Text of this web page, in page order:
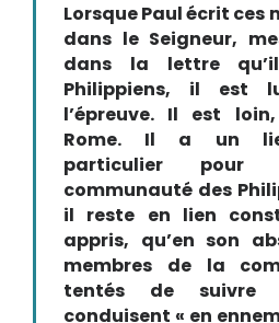
Lorsque Paul écrit ces
dans le Seigneur,
dans la lettre
Philippiens, il est
l’épreuve. Il est
Rome. Il a un
particulier pour
communauté des
il reste en lien
appris, qu’en son
membres de la
tentés de suivre
conduisent « en